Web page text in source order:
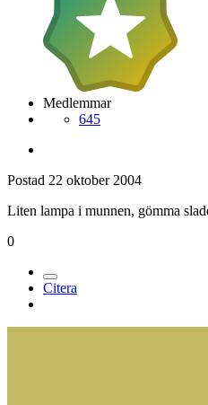
Medlemmar
645
Postad 22 oktober 2004
Liten lampa i munnen, gömma
0
Citera